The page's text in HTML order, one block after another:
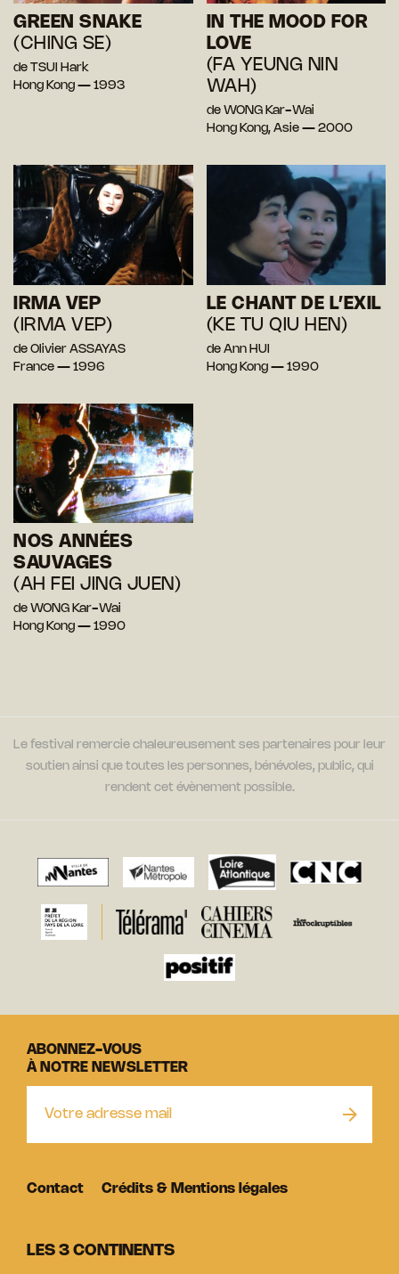
GREEN SNAKE
(CHING SE)
de TSUI Hark
Hong Kong — 1993
IN THE MOOD FOR
LOVE
(FA YEUNG NIN
WAH)
de WONG Kar-Wai
Hong Kong, Asie — 2000
IRMA VEP
(IRMA VEP)
de Olivier ASSAYAS
France — 1996
LE CHANT DE L’EXIL
(KE TU QIU HEN)
de Ann HUI
Hong Kong — 1990
NOS ANNÉES
SAUVAGES
(AH FEI JING JUEN)
de WONG Kar-Wai
Hong Kong — 1990
Le festival remercie chaleureusement ses partenaires pour leur
soutien ainsi que toutes les personnes, bénévoles, public, qui
rendent cet évènement possible.
LES 3 CONTINENTS
ABONNEZ-VOUS
À NOTRE NEWSLETTER
Contact Crédits & Mentions légales